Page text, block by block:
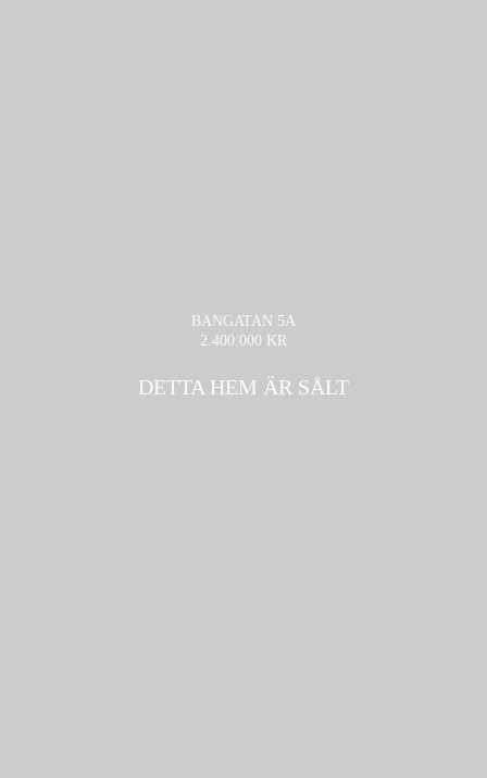
BANGATAN 5A
2.400.000 KR
DETTA HEM ÄR SÅLT